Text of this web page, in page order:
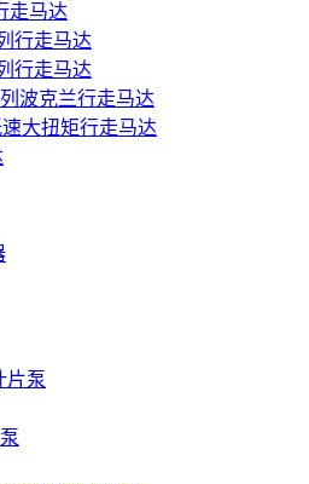
走马达
行走马达
行走马达
波克兰行走马达
大扭矩行走马达
片泵